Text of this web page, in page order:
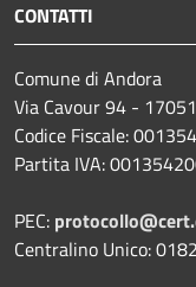
CONTATTI
Comune di Andora
Via Cavour 94 -
Codice Fiscale:
Partita IVA:
PEC:
Centralino Unico: